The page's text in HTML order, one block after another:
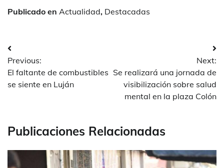
Publicado en Actualidad, Destacadas
Navegación
de
entradas
Previous:
El faltante de combustibles
se siente en Luján
Next:
Se realizará una jornada de
visibilización sobre salud
mental en la plaza Colón
Publicaciones Relacionadas